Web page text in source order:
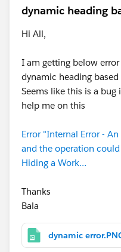
dynamic heading
Hi All,
I am getting below
dynamic heading
Seems like this is a
help me on this
Error "Internal Error -
and the operation
Hiding a Work…
Thanks
Bala
dynamic